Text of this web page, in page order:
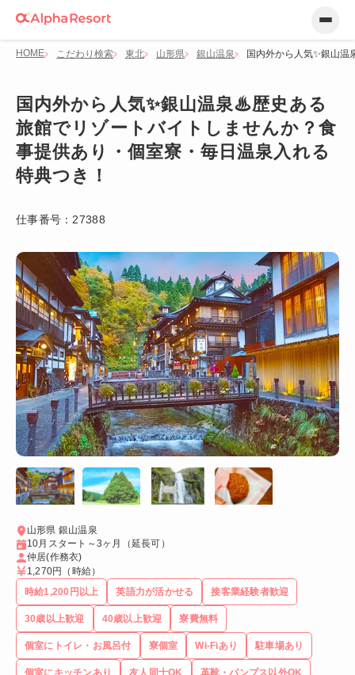
HOME こだわり検索 東北 山形県 銀山温泉 国内外から人気✨銀山
国内外から人気✨銀山温泉♨歴史ある
旅館でリゾートバイトしませんか？食
事提供あり・個室寮・毎日温泉入れる
特典つき！
仕事番号： 27388
山形県 銀山温泉
10月スタート～3ヶ月（延長可）
仲居(作務衣)
1,270円 （時給）
時給1,200円以上
英語力が活かせる 接客業経験者歓迎
30歳以上歓迎 40歳以上歓迎 寮費無料
個室にトイレ・お風呂付 寮個室 Wi-Fiあり 駐車場あり
個室にキッチンあり 友人同士OK 革靴・パンプス以外OK